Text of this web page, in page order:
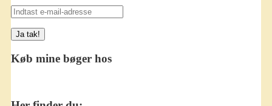
Indtast
e-
mail-
adresse
Køb mine bøger hos